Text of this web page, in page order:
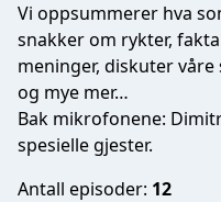
Vi oppsummerer hva
snakker om rykter,
meninger, diskuter
og mye mer…
Bak mikrofonene:
spesielle gjester.
Antall episoder: 12